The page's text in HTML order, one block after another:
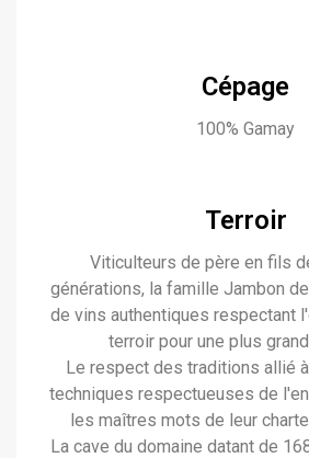
Cépage
100% Gamay
Terroir
Viticulteurs de père en fils
générations, la famille Jambon
de vins authentiques respectant
terroir pour une plus
Le respect des traditions allié
techniques respectueuses de
les maîtres mots de leur
La cave du domaine datant de